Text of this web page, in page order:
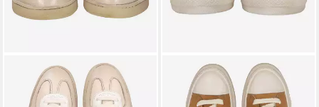
MOMAMoma 30601A-VARI
BIANCO BEIGE, Sneaker,
MOMAMoma 32501A-VIN
CUOIO, Sneaker, Braun,